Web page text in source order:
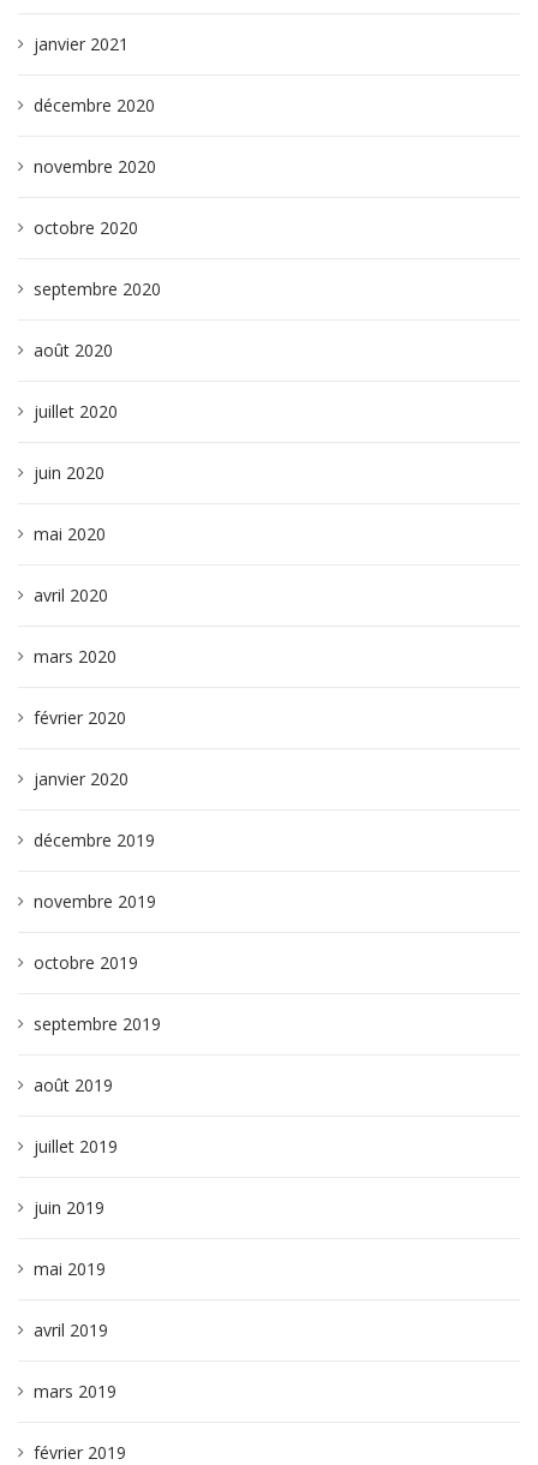
janvier 2021
décembre 2020
novembre 2020
octobre 2020
septembre 2020
août 2020
juillet 2020
juin 2020
mai 2020
avril 2020
mars 2020
février 2020
janvier 2020
décembre 2019
novembre 2019
octobre 2019
septembre 2019
août 2019
juillet 2019
juin 2019
mai 2019
avril 2019
mars 2019
février 2019